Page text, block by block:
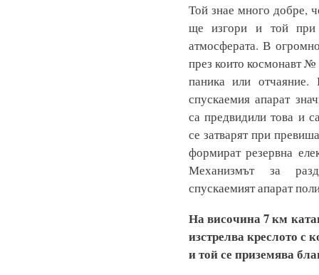
Той знае много добре,
ще изгори и той при
атмосферата. В
през които космонавт
паника или отчаяние.
спускаемия апарат
са предвидили това и
се затварят при
формират резервна
Механизмът за
спускаемият апарат
На височина 7 км
изстрелва креслото с
и той се приземява